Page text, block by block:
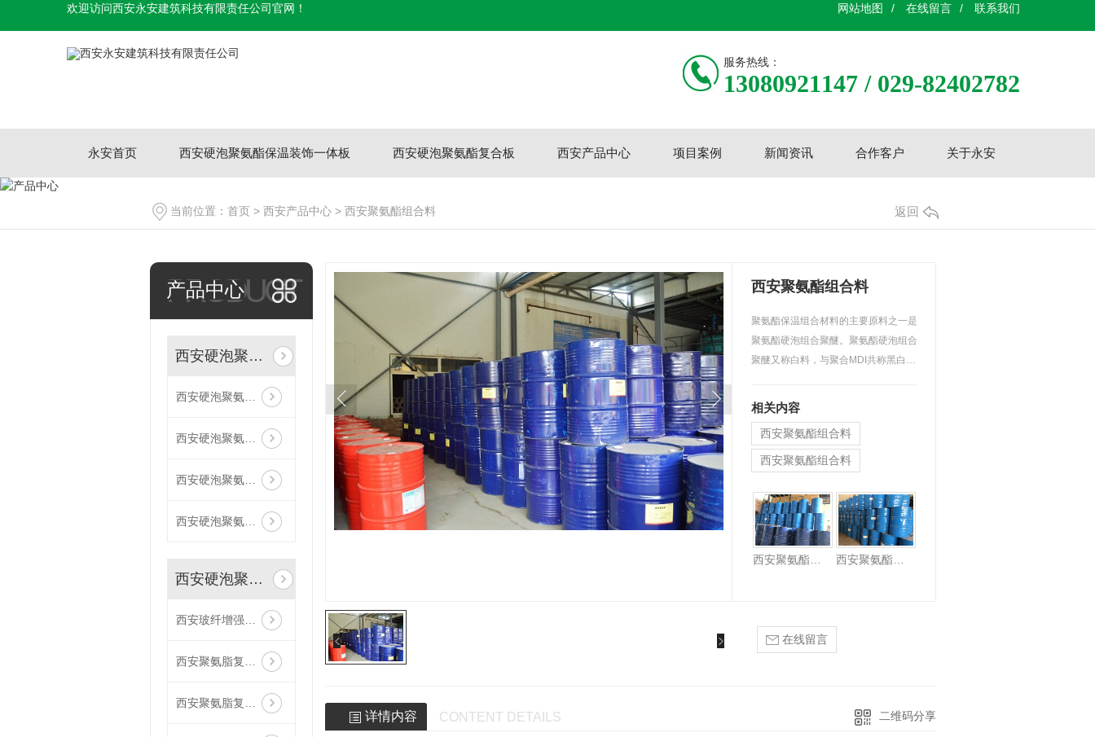
欢迎访问西安永安建筑科技有限责任公司官网！ 网站地图 / 在线留言 / 联系我们
服务热线：
13080921147 / 029-82402782
永安首页 西安硬泡聚氨酯保温装饰一体板 西安硬泡聚氨酯复合板 西安产品中心 项目案例 新闻资讯 合作客户 关于永安
当前位置： 首页 > 西安产品中心 > 西安聚氨酯组合料 返回
PRODUCT
产品中心
西安硬泡聚氨酯保温装饰一体板
西安硬泡聚氨酯复合抛光面陶瓷薄板保温装饰一体板
西安硬泡聚氨酯复合荔枝面陶瓷薄板保温装饰一体板
西安硬泡聚氨酯复合浅荔枝面陶瓷薄板保温装饰一体板
西安硬泡聚氨酯复合哑光面陶瓷薄板保温装饰一体板
西安硬泡聚氨酯复合板
西安玻纤增强聚氨酯节能门窗
西安聚氨脂复合板厂家
西安聚氨脂复合板
西安聚氨酯组合料
聚氨酯保温组合材料的主要原料之一是
聚氨酯硬泡组合聚醚。聚氨酯硬泡组合
聚醚又称白料，与聚合MDI共称黑白
相关内容
西安聚氨酯组合料
西安聚氨酯组合料
在线留言
详情内容 CONTENT DETAILS 二维码分享